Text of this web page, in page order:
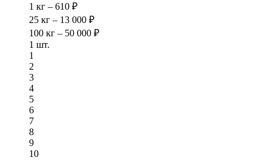
1 кг – 610 ₽
25 кг – 13 000 ₽
100 кг – 50 000 ₽
1 шт.
1
2
3
4
5
6
7
8
9
10